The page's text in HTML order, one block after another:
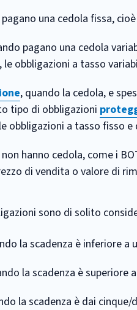
una cedola fissa,
pagano una cedola
obbligazioni a tasso
, quando la cedola, e
tipo di obbligazioni
obbligazioni a tasso fisso e
hanno cedola, come i
di vendita o valore di
sono di solito
la scadenza è inferiore a
la scadenza è superiore
la scadenza è dai cinque/